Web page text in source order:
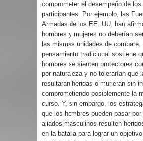
comprometer el desempeño de los
participantes. Por ejemplo, las
Armadas de los EE. UU. han
hombres y mujeres no deberían
las mismas unidades de combate.
pensamiento tradicional sostiene
hombres se sienten protectores
por naturaleza y no tolerarían que
resultaran heridas o murieran sin
comprometiendo posiblemente la
curso. Y, sin embargo, los
que los hombres pueden pasar
aliados masculinos resulten
en la batalla para lograr un